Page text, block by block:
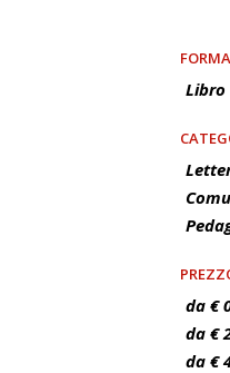
Libro
da €
da €
da €